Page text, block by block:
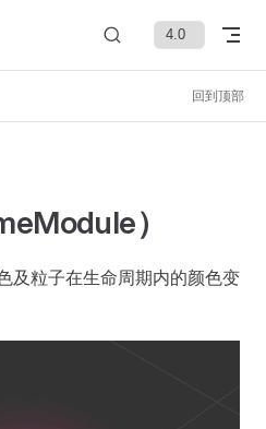
回到顶部
）
及粒子在生命周期内的颜色变